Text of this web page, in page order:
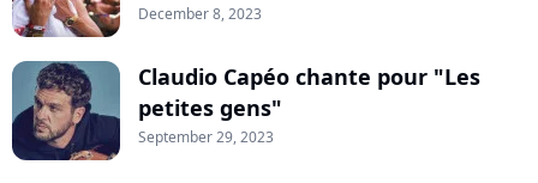
December 8, 2023
Claudio Capéo chante pour "Les
petites gens"
September 29, 2023